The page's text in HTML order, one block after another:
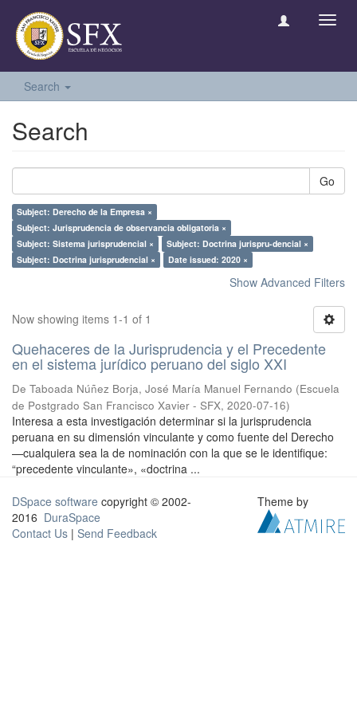
Search
Search
Go
Subject: Derecho de la Empresa ×
Subject: Jurisprudencia de observancia obligatoria ×
Subject: Sistema jurisprudencial ×
Subject: Doctrina jurispru-dencial ×
Subject: Doctrina jurisprudencial ×
Date issued: 2020 ×
Show Advanced Filters
Now showing items 1-1 of 1
Quehaceres de la Jurisprudencia y el Precedente
en el sistema jurídico peruano del siglo XXI
De Taboada Núñez Borja, José María Manuel Fernando (Escuela
de Postgrado San Francisco Xavier - SFX, 2020-07-16)
Interesa a esta investigación determinar si la jurisprudencia
peruana en su dimensión vinculante y como fuente del Derecho
—cualquiera sea la de nominación con la que se le identifique:
“precedente vinculante», «doctrina ...
DSpace software copyright © 2002-
2016 DuraSpace
Contact Us | Send Feedback
Theme by